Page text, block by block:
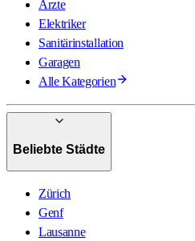
Ärzte
Elektriker
Sanitärinstallation
Garagen
Alle Kategorien
Beliebte Städte
Zürich
Genf
Lausanne